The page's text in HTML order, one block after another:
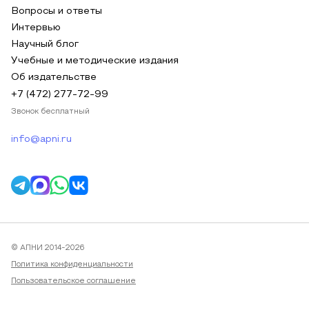
Вопросы и ответы
Интервью
Научный блог
Учебные и методические издания
Об издательстве
+7 (472) 277-72-99
Звонок бесплатный
info@apni.ru
© АПНИ 2014-2026
Политика конфиденциальности
Пользовательское соглашение